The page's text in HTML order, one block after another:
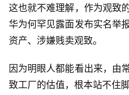
这也就不难理解，作为观致
华为何罕见露面发布实名举
资产、涉嫌贱卖观致。
因为明眼人都能看出来，由
致工厂的估值，根本站不住脚